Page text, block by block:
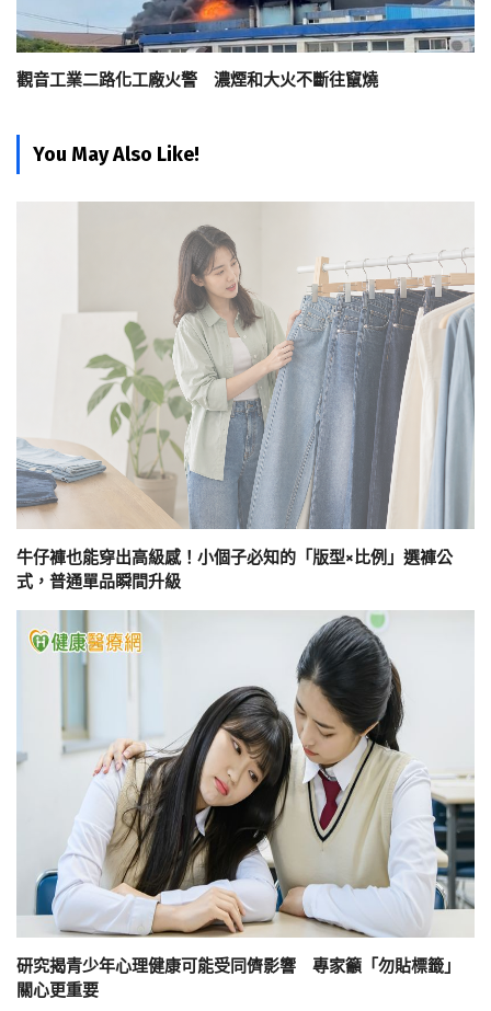
觀音工業二路化工廠火警 濃煙和大火不斷往竄燒
You May Also Like!
牛仔褲也能穿出高級感！小個子必知的「版型×比例」選褲公
式，普通單品瞬間升級
研究揭青少年心理健康可能受同儕影響 專家籲「勿貼標籤」
關心更重要